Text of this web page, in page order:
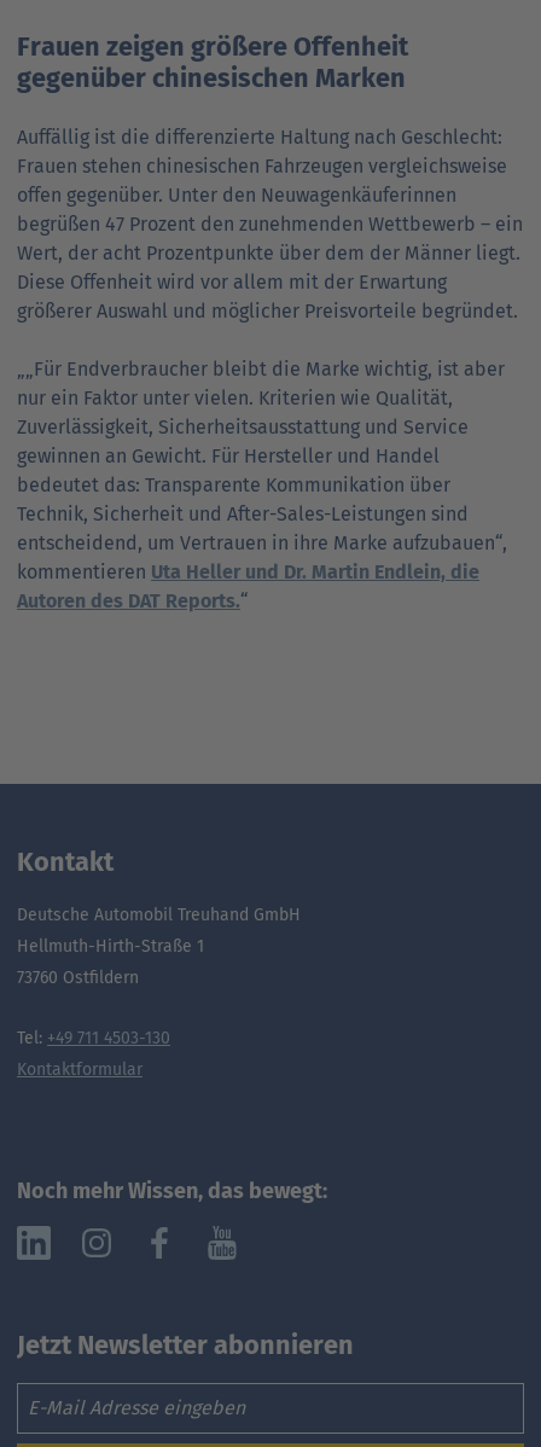
Frauen zeigen größere Offenheit
gegenüber chinesischen Marken
Auffällig ist die differen­zierte Hal­tung nach Geschlecht:
Frauen stehen chinesischen Fahr­zeugen vergleichs­weise
offen gegen­über. Unter den Neu­wagen­käuferinnen
begrüßen 47 Prozent den zunehmen­den Wett­bewerb – ein
Wert, der acht Prozent­punkte über dem der Männer liegt.
Diese Offen­heit wird vor allem mit der Erwar­tung
größerer Aus­wahl und möglicher Preis­vorteile begründet.
„Für Endverbraucher bleibt die Marke wichtig, ist aber
nur ein Faktor unter vielen. Kriterien wie Qualität,
Zuverlässigkeit, Sicherheitsausstattung und Service
gewinnen an Gewicht. Für Hersteller und Handel
bedeutet das: Transparente Kommunikation über
Technik, Sicherheit und After-Sales-Leistungen sind
entscheidend, um Vertrauen in ihre Marke aufzubauen“,
kommentieren Uta Heller und Dr. Martin Endlein, die
Autoren des DAT Reports.“
Kontakt
Deutsche Automobil Treuhand GmbH
Hellmuth-Hirth-Straße 1
73760 Ostfildern
Tel: +49 711 4503-130
Kontaktformular
Noch mehr Wissen, das bewegt:
Jetzt Newsletter abonnieren
Email